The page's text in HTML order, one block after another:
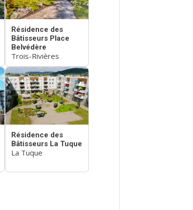
Résidence des
Bâtisseurs Place
Belvédère
Trois-Rivières
Résidence des
Bâtisseurs La Tuque
La Tuque